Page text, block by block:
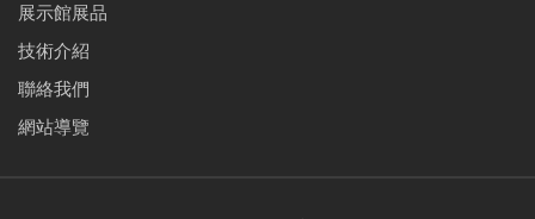
展示館展品
技術介紹
聯絡我們
網站導覽